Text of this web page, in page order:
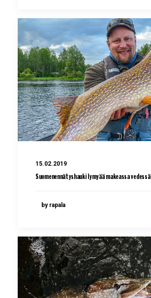
15.02.2019
Suomenennätyshauki lymyää makeassa vedessä
by rapala